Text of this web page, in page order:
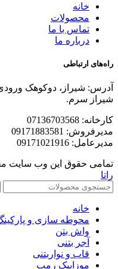
خانه
محصولات
تماس با ما
درباره ما
راه‌های ارتباطی
آدرس: شیراز، دوکوهک
شیراز سرم.
کارخانه: 07136703568
مدیرفروش: 09171883581
مدیرعامل: 09171021916
تمامی حقوق این وب
راتا
خانه
محوطه سازی و
واش بتن
آجر بتنی
قاب و نواربتنی
موزاییک رمپ